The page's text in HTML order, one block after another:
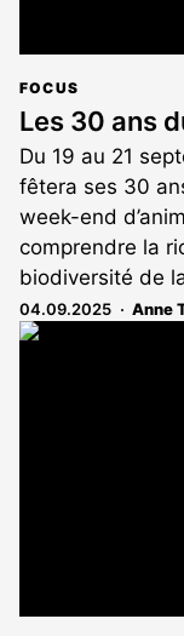
FOCUS
Les 30 ans
Du 19 au 21
fêtera ses 30
week-end
comprendre la
biodiversité de
04.09.2025 Anne